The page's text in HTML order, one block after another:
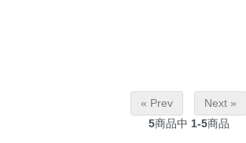
« Prev
Next »
5商品中 1-5商品